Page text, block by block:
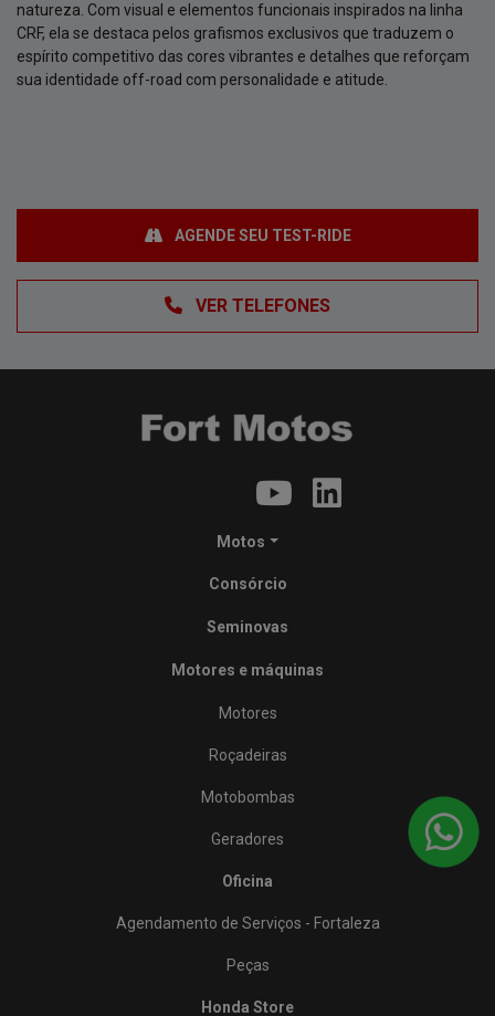
natureza. Com visual e elementos funcionais inspirados na linha
CRF, ela se destaca pelos grafismos exclusivos que traduzem o
espírito competitivo das cores vibrantes e detalhes que reforçam
sua identidade off-road com personalidade e atitude.
VER TELEFONES
AGENDE SEU TEST-RIDE
Motos
Consórcio
Seminovas
Motores e máquinas
Motores
Roçadeiras
Motobombas
Geradores
Oficina
Agendamento de Serviços - Fortaleza
Peças
Honda Store